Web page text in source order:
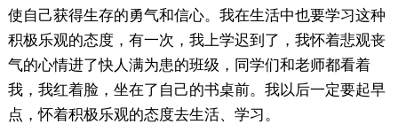
使自己获得生存的勇气和信心。我在生活中也要学习这种
积极乐观的态度，有一次，我上学迟到了，我怀着悲观丧
气的心情进了快人满为患的班级，同学们和老师都看着
我，我红着脸，坐在了自己的书桌前。我以后一定要起早
点，怀着积极乐观的态度去生活、学习。